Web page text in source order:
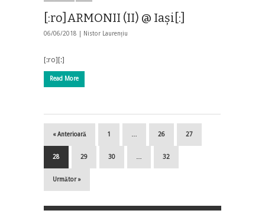
[:ro]ARMONII (II) @ Iași[:]
06/06/2018 | Nistor Laurențiu
[:ro][:]
Read More
« Anterioară 1 26 27
28 29 30 32
Următor »